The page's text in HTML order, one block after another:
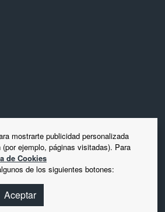
mostrarte publicidad personalizada
ejemplo, páginas visitadas). Para
de Cookies
de los siguientes botones:
Aceptar